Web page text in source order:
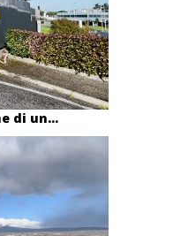
di un...